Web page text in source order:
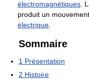
électromagnétiques .
produit un
électrique
Sommaire
1 Présentation
2 Histoire